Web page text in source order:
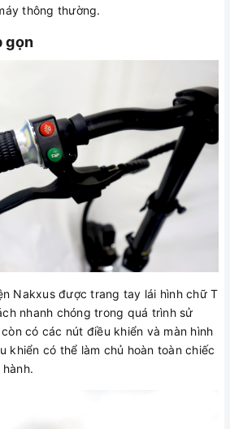
thông thường.
gọn
Nakxus được trang tay lái hình chữ T
nhanh chóng trong quá trình sử
có các nút điều khiển và màn hình
khiển có thể làm chủ hoàn toàn chiếc